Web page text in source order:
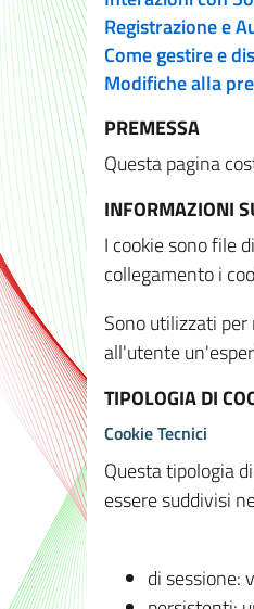
Registrazione e
Come gestire e
Modifiche alla
PREMESSA
Questa pagina
INFORMAZIONI
I cookie sono file
collegamento i
Sono utilizzati
all'utente
TIPOLOGIA DI
Cookie Tecnici
Questa tipologia
essere suddivisi
di sessione: